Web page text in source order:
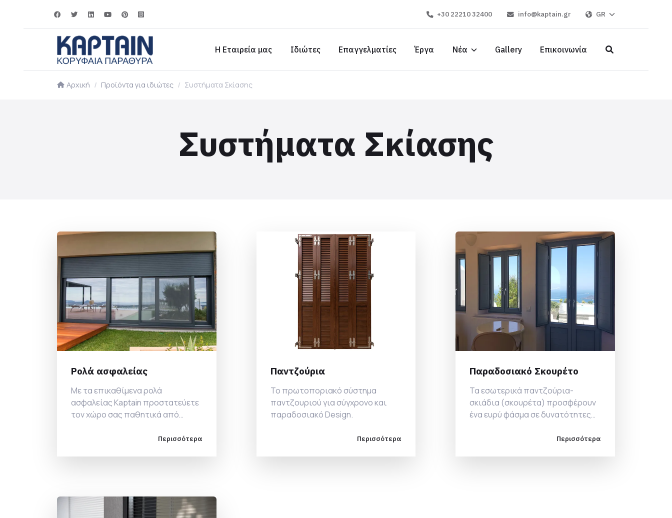
+30 22210 32400 info@kaptain.gr GR
Η Εταιρεία μας Ιδιώτες Επαγγελματίες Έργα Νέα Gallery Επικοινωνία
Αρχική Προϊόντα για ιδιώτες Συστήματα Σκίασης
Συστήματα Σκίασης
Ρολά ασφαλείας
Με τα επικαθίμενα ρολά
ασφαλείας Kaptain προστατεύετε
τον χώρο σας παθητικά από
ενεργητικά σε περίπτωσηΠερισσότερα
Παντζούρια
Το πρωτοποριακό σύστημα
παντζουριού για σύγχρονο και
παραδοσιακό Design.
Περισσότερα
Παραδοσιακό Σκουρέτο
Τα εσωτερικά παντζούρια-
σκιάδια (σκουρέτα) προσφέρουν
ένα ευρύ φάσμα σε δυνατότητες
Περισσότερα